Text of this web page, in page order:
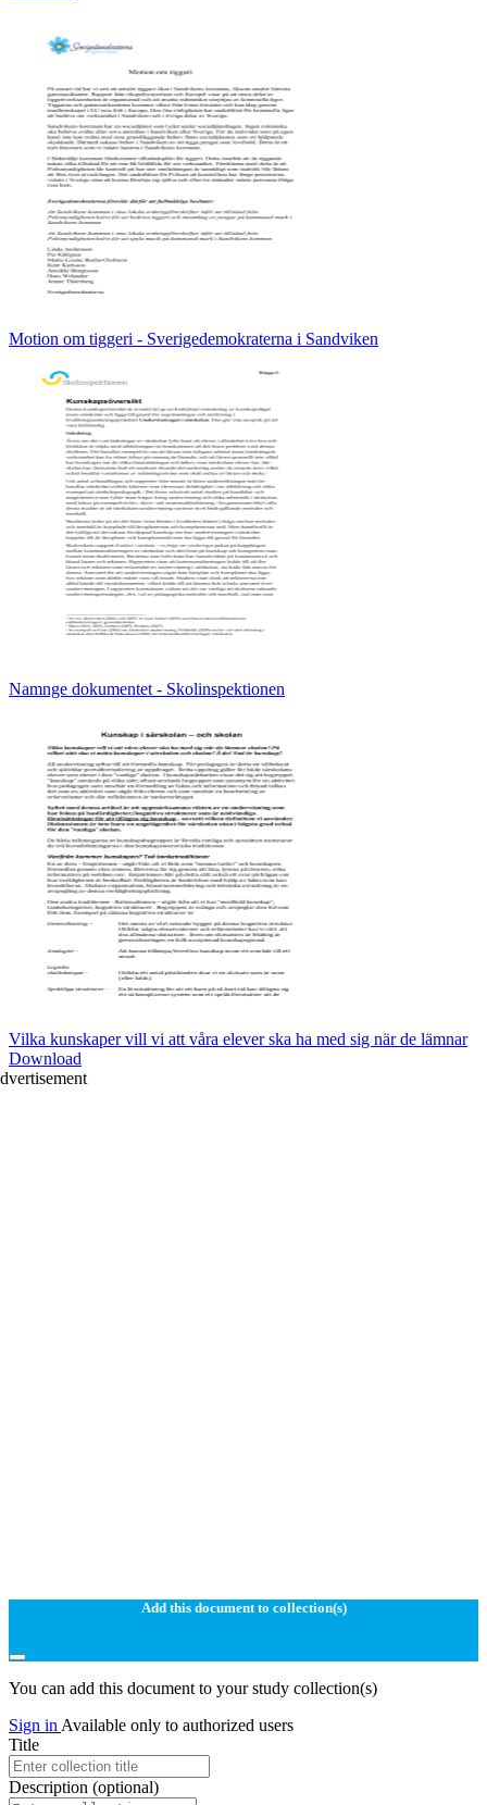
Motion om tiggeri - Sverigedemokraterna i Sandviken
Namnge dokumentet - Skolinspektionen
Vilka kunskaper vill vi att våra elever ska ha med sig när de lämnar
Download
Add this document to collection(s)
You can add this document to your study collection(s)
Sign in Available only to authorized users
Title
Description (optional)